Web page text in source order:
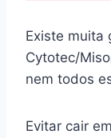
Existe muita
Cytotec/
nem todos
Evitar cair